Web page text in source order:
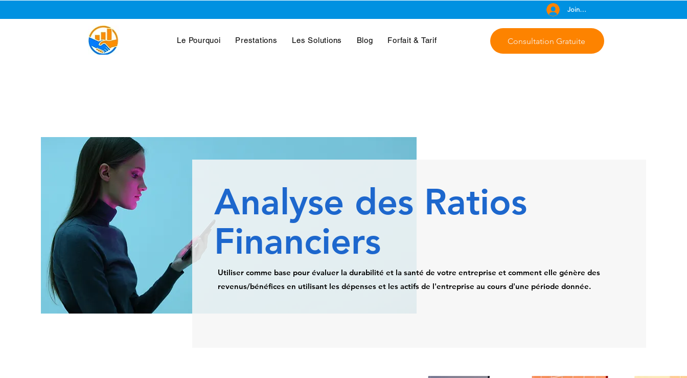
Join Free
Consultation Gratuite
Le Pourquoi Prestations Les Solutions Blog Forfait & Tarif
Analyse des Ratios
Financiers
Utiliser comme base pour évaluer la durabilité et la santé de votre entreprise et comment elle génère des
revenus/bénéfices en utilisant les dépenses et les actifs de l'entreprise au cours d'une période donnée.